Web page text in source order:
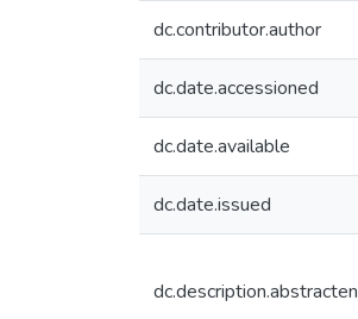
dc.contributor.author
dc.date.accessioned
dc.date.available
dc.date.issued
dc.description.abstracten